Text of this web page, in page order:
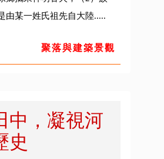
由某一姓氏祖先自大陸.....
聚落與建築景觀
中，凝視河
史